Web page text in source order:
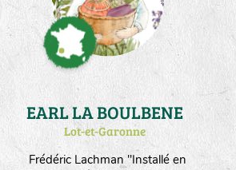
Frédéric Lachman "Installé en
EARL LA BOULBENE
Lot-et-Garonne